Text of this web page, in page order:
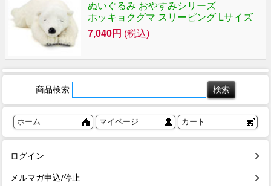
ぬいぐるみ おやすみシリーズ
ホッキョクグマ スリーピング Lサイズ
7,040円 (税込)
商品検索
ホーム マイページ カート
ログイン
メルマガ申込/停止